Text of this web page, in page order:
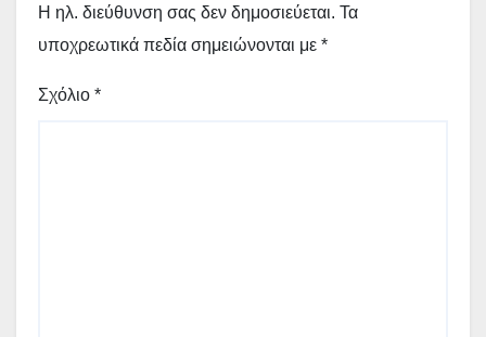
Η ηλ. διεύθυνση σας δεν δημοσιεύεται. Τα
υποχρεωτικά πεδία σημειώνονται με *
Σχόλιο *